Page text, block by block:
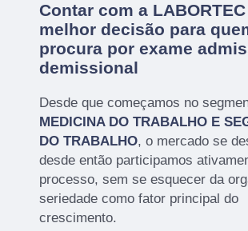
Contar com a
melhor decisão para
procura por exame
demissional
Desde que começamos no
MEDICINA DO TRABALHO E
DO TRABALHO, o mercado se
desde então participamos
processo, sem se esquecer da
seriedade como fator principal do
crescimento.